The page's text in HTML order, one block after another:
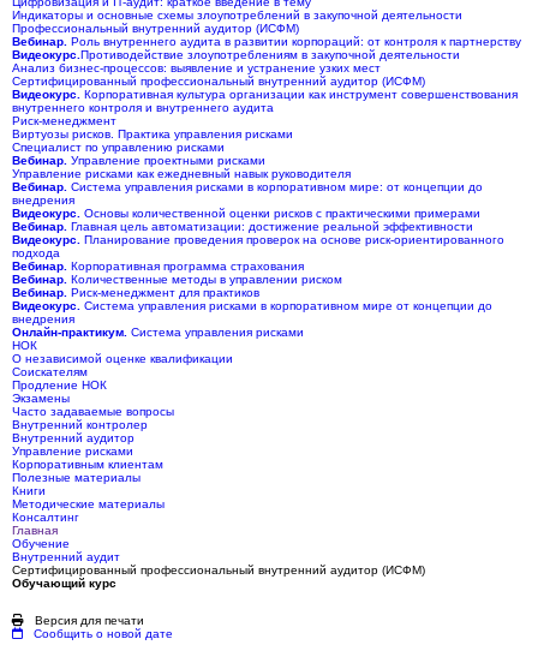
Индикаторы и основные схемы злоупотреблений в закупочной деятельности
Профессиональный внутренний аудитор (ИСФМ)
Вебинар. Роль внутреннего аудита в развитии корпораций: от контроля к партнерству
Видеокурс. Противодействие злоупотреблениям в закупочной деятельности
Анализ бизнес-процессов: выявление и устранение узких мест
Сертифицированный профессиональный внутренний аудитор (ИСФМ)
Видеокурс.
Корпоративная культура организации как инструмент совершенствования
внутреннего контроля и внутреннего аудита
Риск-менеджмент
Виртуозы рисков. Практика управления рисками
Специалист по управлению рисками
Вебинар. Управление проектными рисками
Управление рисками как ежедневный навык руководителя
Вебинар. Система управления рисками в корпоративном мире: от концепции до
внедрения
Видеокурс.
Основы количественной оценки рисков с практическими примерами
Вебинар. Главная цель автоматизации: достижение реальной эффективности
Видеокурс.
Планирование проведения проверок на основе риск-ориентированного
подхода
Вебинар. Корпоративная программа страхования
Вебинар. Количественные методы в управлении риском
Вебинар. Риск-менеджмент для практиков
Видеокурс.
Система управления рисками в корпоративном мире от концепции до
внедрения
Онлайн-практикум. Система управления рисками
НОК
О независимой оценке квалификации
Соискателям
Продление НОК
Экзамены
Часто задаваемые вопросы
Внутренний контролер
Внутренний аудитор
Управление рисками
Корпоративным клиентам
Полезные материалы
Книги
Методические материалы
Консалтинг
Главная
Обучение
Внутренний аудит
Сертифицированный профессиональный внутренний аудитор (ИСФМ)
Обучающий курс
Версия для печати
Сообщить о новой дате